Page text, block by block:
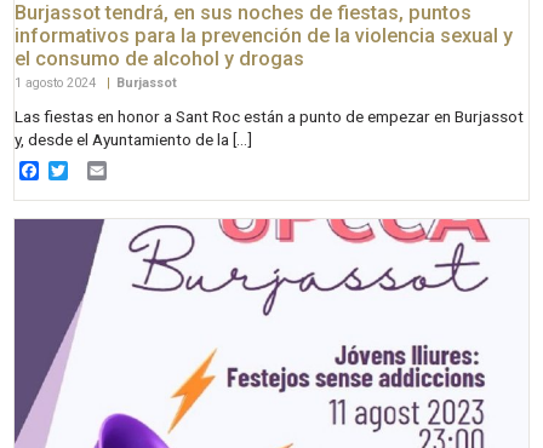
Burjassot tendrá, en sus noches de fiestas, puntos
informativos para la prevención de la violencia sexual y
el consumo de alcohol y drogas
1 agosto 2024 Burjassot
Las fiestas en honor a Sant Roc están a punto de empezar en Burjassot
y, desde el Ayuntamiento de la […]
Facebook
Twitter